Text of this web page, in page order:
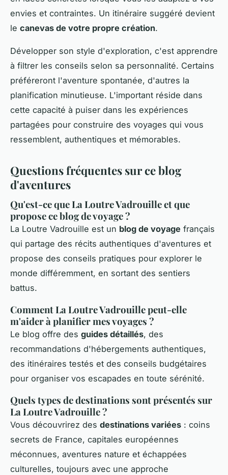
envies et contraintes. Un itinéraire suggéré devient
le canevas de votre propre création.
Développer son style d'exploration, c'est apprendre
à filtrer les conseils selon sa personnalité. Certains
préféreront l'aventure spontanée, d'autres la
planification minutieuse. L'important réside dans
cette capacité à puiser dans les expériences
partagées pour construire des voyages qui vous
ressemblent, authentiques et mémorables.
Questions fréquentes sur ce blog
d'aventures
Qu'est-ce que La Loutre Vadrouille et que
propose ce blog de voyage ?
La Loutre Vadrouille est un blog de voyage français
qui partage des récits authentiques d'aventures et
propose des conseils pratiques pour explorer le
monde différemment, en sortant des sentiers
battus.
Comment La Loutre Vadrouille peut-elle
m'aider à planifier mes voyages ?
Le blog offre des guides détaillés, des
recommandations d'hébergements authentiques,
des itinéraires testés et des conseils budgétaires
pour organiser vos escapades en toute sérénité.
Quels types de destinations sont présentés sur
La Loutre Vadrouille ?
Vous découvrirez des destinations variées : coins
secrets de France, capitales européennes
méconnues, aventures nature et échappées
culturelles, toujours avec une approche